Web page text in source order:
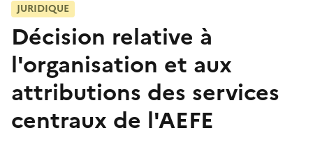
JURIDIQUE
Décision relative à
l'organisation et aux
attributions des services
centraux de l'AEFE